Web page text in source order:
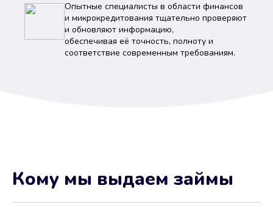
Опытные специалисты в области финансов
и микрокредитования тщательно проверяют
и обновляют информацию,
обеспечивая её точность, полноту и
соответствие современным требованиям.
Кому мы выдаем займы